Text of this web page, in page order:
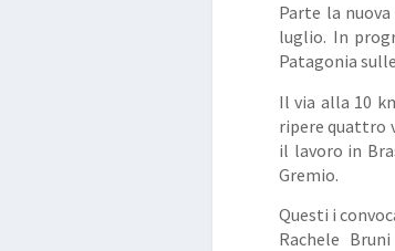
Parte la
luglio. In
Patagonia
Il via alla 10
ripere quattro
il lavoro in
Gremio.
Questi i
Rachele